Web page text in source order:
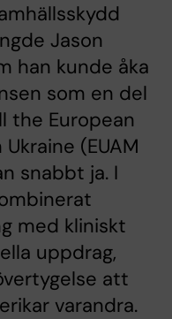
Jason
han kunde åka
som en del
the European
(EUAM
snabbt ja. I
med kliniskt
uppdrag,
att
varandra.